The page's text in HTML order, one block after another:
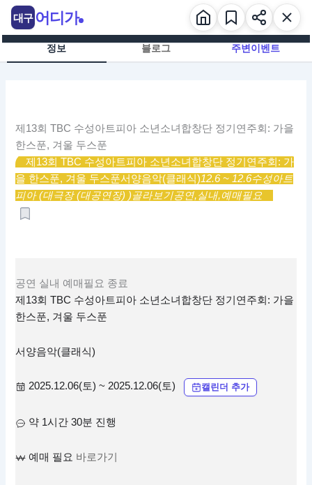
츠
정보 블로그 주변이벤트
제13회 TBC 수성아트피아 소년소녀합창단 정기연주회: 가을
한스푼, 겨울 두스푼
제13회 TBC 수성아트피아 소년소녀합창단 정기연주회: 가
을 한스푼, 겨울 두스푼서양음악(클래식)12.6 ~ 12.6수성아트
피아 (대극장 (대공연장) )골라보기공연,실내,예매필요
공연 실내 예매필요 종료
제13회 TBC 수성아트피아 소년소녀합창단 정기연주회: 가을
한스푼, 겨울 두스푼
서양음악(클래식)
2025.12.06(토) ~ 2025.12.06(토) 캘린더 추가
약 1시간 30분 진행
예매 필요 바로가기
대구 어디가